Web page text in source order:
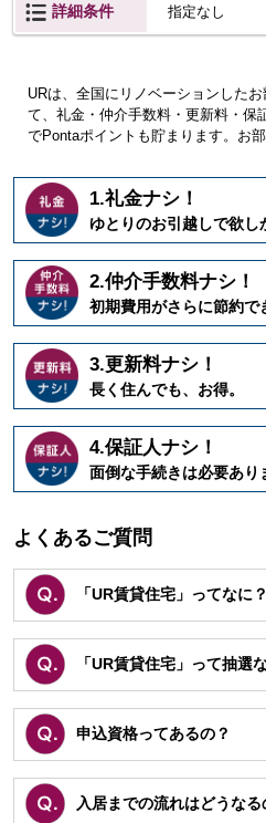
詳細条件 指定なし
URは、全国にリノベーションした
て、礼金・仲介手数料・更新料・保
でPontaポイントも貯まります。お
1.礼金ナシ！
ゆとりのお引越しで欲し
2.仲介手数料ナシ！
初期費用がさらに節約で
3.更新料ナシ！
長く住んでも、お得。
4.保証人ナシ！
面倒な手続きは必要あり
よくあるご質問
「UR賃貸住宅」ってなに？
「UR賃貸住宅」って抽選
申込資格ってあるの？
入居までの流れはどうなる